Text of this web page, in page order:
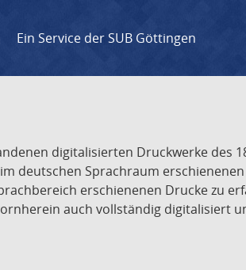
Ein Service der SUB Göttingen
digitalisierten Druckwerke des
deutschen Sprachraum
erschienenen Drucke zu
auch vollständig digitalisiert